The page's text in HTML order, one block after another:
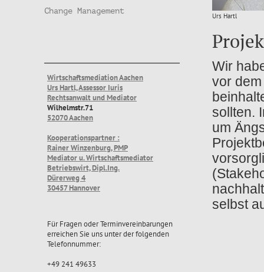
Change Management
Wirtschaftsmediation Aachen
Urs Hartl, Assessor Iuris
Rechtsanwalt und Mediator
Wilhelmstr.71
52070 Aachen
Kooperationspartner :
Rainer Winzenburg, PMP
Mediator u. Wirtschaftsmediator
Betriebswirt, Dipl.Ing.
Dürerweg 4
30457 Hannover
Für Fragen oder Terminvereinbarungen
erreichen Sie uns unter der folgenden
Telefonnummer:
+49 241 49633
Urs Hartl
Wir
vor
sollten.
um
selbst